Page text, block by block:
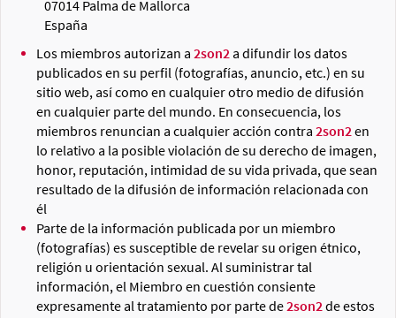
07014 Palma de Mallorca
España
Los miembros autorizan a 2son2 a difundir los datos
publicados en su perfil (fotografías, anuncio, etc.) en su
sitio web, así como en cualquier otro medio de difusión
en cualquier parte del mundo. En consecuencia, los
miembros renuncian a cualquier acción contra 2son2 en
lo relativo a la posible violación de su derecho de imagen,
honor, reputación, intimidad de su vida privada, que sean
resultado de la difusión de información relacionada con
él
Parte de la información publicada por un miembro
(fotografías) es susceptible de revelar su origen étnico,
religión u orientación sexual. Al suministrar tal
información, el Miembro en cuestión consiente
expresamente al tratamiento por parte de2son2 de estos